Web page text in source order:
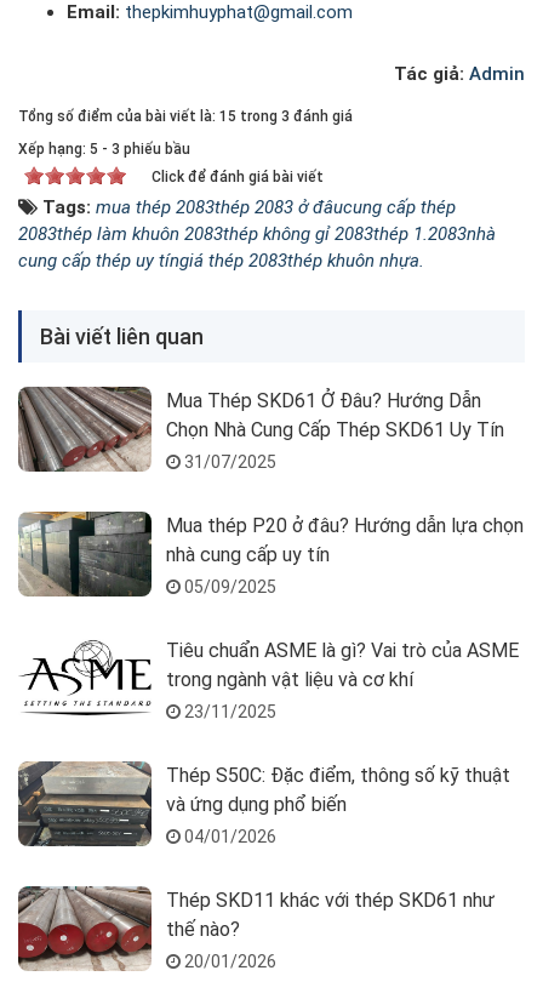
Email: thepkimhuyphat@gmail.com
Tác giả: Admin
Tổng số điểm của bài viết là: 15 trong 3 đánh giá
Xếp hạng: 5 - 3 phiếu bầu
Click để đánh giá bài viết
Tags: mua thép 2083thép 2083 ở đâucung cấp thép
2083thép làm khuôn 2083thép không gỉ 2083thép 1.2083nhà
cung cấp thép uy tíngiá thép 2083thép khuôn nhựa.
Bài viết liên quan
Mua Thép SKD61 Ở Đâu? Hướng Dẫn
Chọn Nhà Cung Cấp Thép SKD61 Uy Tín
31/07/2025
Mua thép P20 ở đâu? Hướng dẫn lựa chọn
nhà cung cấp uy tín
05/09/2025
Tiêu chuẩn ASME là gì? Vai trò của ASME
trong ngành vật liệu và cơ khí
23/11/2025
Thép S50C: Đặc điểm, thông số kỹ thuật
và ứng dụng phổ biến
04/01/2026
Thép SKD11 khác với thép SKD61 như
thế nào?
20/01/2026